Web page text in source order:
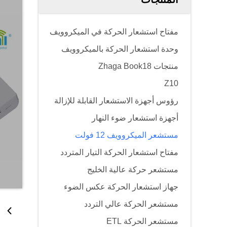
مفتاح استشعار الحركة في الميكروويف
وحدة استشعار الحركة بالميكروويف
منتجات Zhaga Book18
Z10
رؤوس أجهزة الاستشعار القابلة للإزالة
أجهزة استشعار ضوء النهار
مستشعر الميكروويف 12 فولت
مفتاح استشعار الحركة التيار المتردد
مستشعر حركة عالية الخليج
جهاز استشعار الحركة عكس الضوء
مستشعر الحركة عالي التردد
مستشعر الحركة ETL